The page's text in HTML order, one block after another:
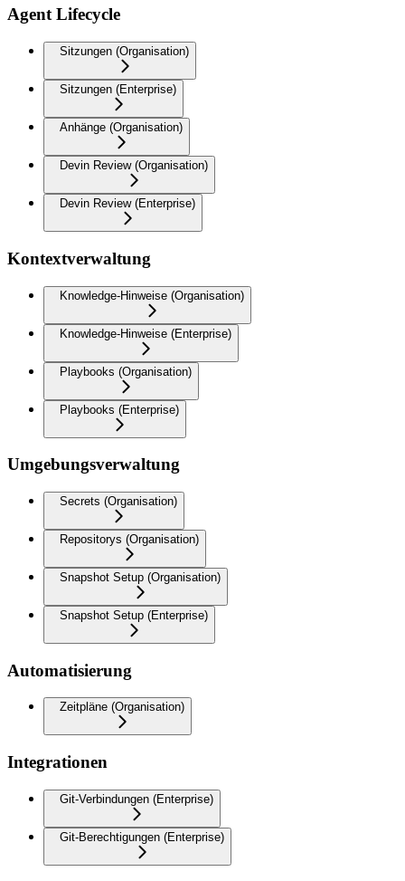
Agent Lifecycle
Sitzungen (Organisation)
Sitzungen (Enterprise)
Anhänge (Organisation)
Devin Review (Organisation)
Devin Review (Enterprise)
Kontextverwaltung
Knowledge-Hinweise (Organisation)
Knowledge-Hinweise (Enterprise)
Playbooks (Organisation)
Playbooks (Enterprise)
Umgebungsverwaltung
Secrets (Organisation)
Repositorys (Organisation)
Snapshot Setup (Organisation)
Snapshot Setup (Enterprise)
Automatisierung
Zeitpläne (Organisation)
Integrationen
Git-Verbindungen (Enterprise)
Git-Berechtigungen (Enterprise)